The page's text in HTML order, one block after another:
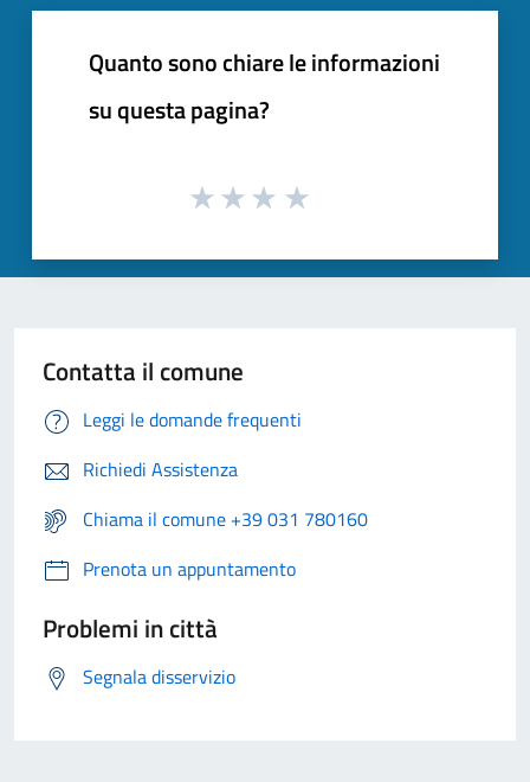
Quanto sono chiare le informazioni
su questa pagina?
Contatta il comune
Leggi le domande frequenti
Richiedi Assistenza
Chiama il comune +39 031 780160
Prenota un appuntamento
Problemi in città
Segnala disservizio